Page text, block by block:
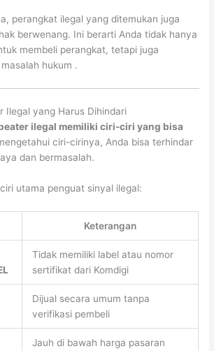
perangkat ilegal yang ditemukan juga
berwenang. Ini berarti Anda tidak hanya
membeli perangkat, tetapi juga
hukum .
Ilegal yang Harus Dihindari
ilegal memiliki ciri-ciri yang bisa
ciri-cirinya, Anda bisa terhindar
dan bermasalah.
utama penguat sinyal ilegal:
Keterangan
Tidak memiliki label atau nomor
sertifikat dari Komdigi
Dijual secara umum tanpa
verifikasi pembeli
Jauh di bawah harga pasaran